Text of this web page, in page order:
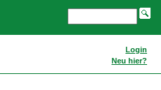
Login
Neu hier?